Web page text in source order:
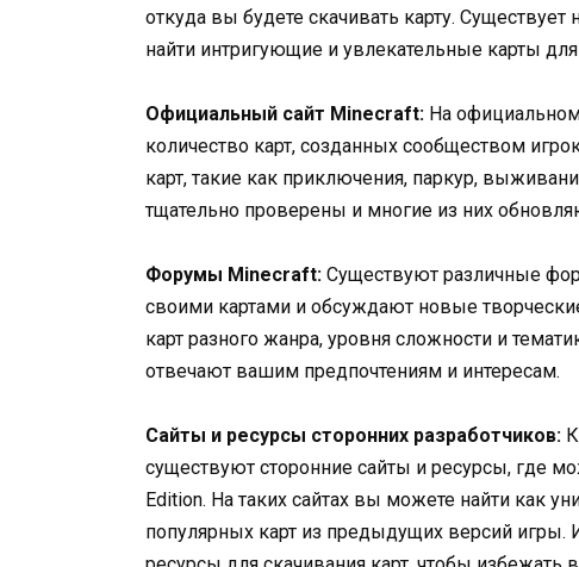
откуда вы будете скачивать карту.
найти интригующие и увлекательные карты
Официальный сайт Minecraft: На
количество карт, созданных сообществом
карт, такие как приключения, паркур,
тщательно проверены и многие из них
Форумы Minecraft: Существуют различные
своими картами и обсуждают новые
карт разного жанра, уровня сложности и
отвечают вашим предпочтениям и интересам.
Сайты и ресурсы сторонних разработчиков:
существуют сторонние сайты и ресурсы, где
Edition. На таких сайтах вы можете найти как
популярных карт из предыдущих версий